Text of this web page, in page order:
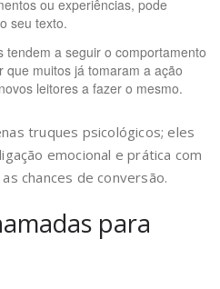
ou experiências, pode
seu texto.
tendem a seguir o comportamento
que muitos já tomaram a ação
leitores a fazer o mesmo.
truques psicológicos; eles
emocional e prática com
chances de conversão.
para